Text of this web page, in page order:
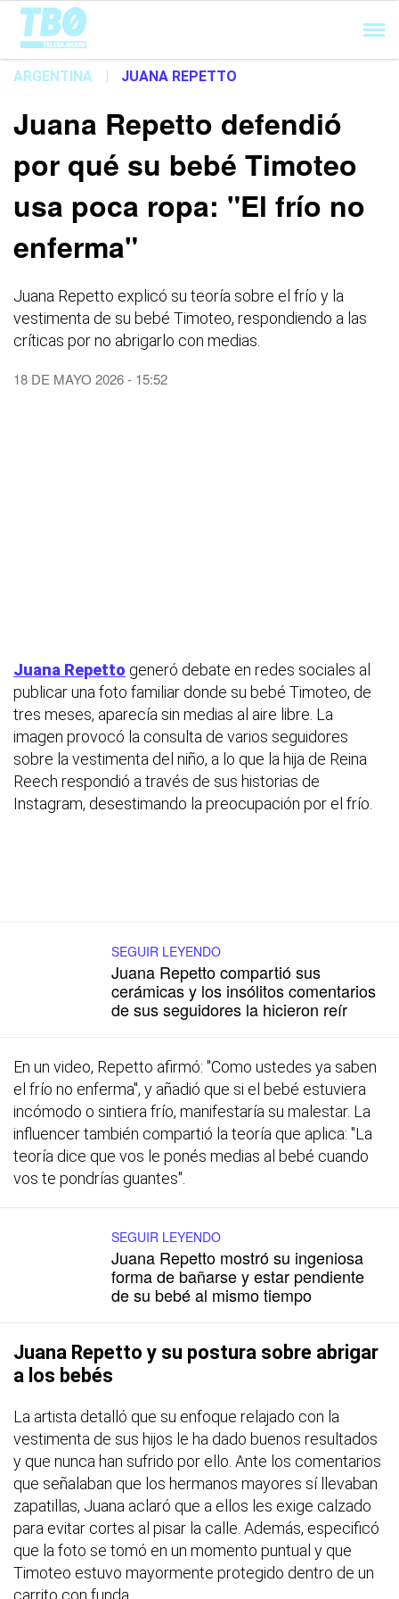
Cargando...
ARGENTINA | JUANA REPETTO
Juana Repetto defendió
por qué su bebé Timoteo
usa poca ropa: "El frío no
enferma"
Juana Repetto explicó su teoría sobre el frío y la
vestimenta de su bebé Timoteo, respondiendo a las
críticas por no abrigarlo con medias.
18 DE MAYO 2026 - 15:52
Juana Repetto generó debate en redes sociales al
publicar una foto familiar donde su bebé Timoteo, de
tres meses, aparecía sin medias al aire libre. La
imagen provocó la consulta de varios seguidores
sobre la vestimenta del niño, a lo que la hija de Reina
Reech respondió a través de sus historias de
Instagram, desestimando la preocupación por el frío.
SEGUIR LEYENDO
Juana Repetto compartió sus
cerámicas y los insólitos comentarios
de sus seguidores la hicieron reír
En un video, Repetto afirmó: "Como ustedes ya saben
el frío no enferma", y añadió que si el bebé estuviera
incómodo o sintiera frío, manifestaría su malestar. La
influencer también compartió la teoría que aplica: "La
teoría dice que vos le ponés medias al bebé cuando
vos te pondrías guantes".
SEGUIR LEYENDO
Juana Repetto mostró su ingeniosa
forma de bañarse y estar pendiente
de su bebé al mismo tiempo
Juana Repetto y su postura sobre abrigar
a los bebés
La artista detalló que su enfoque relajado con la
vestimenta de sus hijos le ha dado buenos resultados
y que nunca han sufrido por ello. Ante los comentarios
que señalaban que los hermanos mayores sí llevaban
zapatillas, Juana aclaró que a ellos les exige calzado
para evitar cortes al pisar la calle. Además, especificó
que la foto se tomó en un momento puntual y que
Timoteo estuvo mayormente protegido dentro de un
carrito con funda.